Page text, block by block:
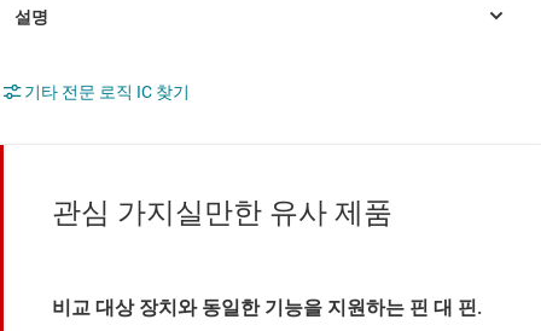
기타 전문 로직 IC 찾기
관심 가지실만한 유사 제품
비교 대상 장치와 동일한 기능을 지원하는 핀 대 핀.